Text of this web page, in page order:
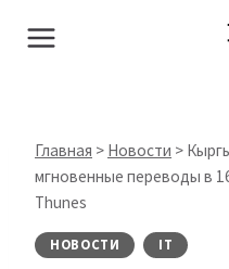
Главная > Новости >
мгновенные переводы в
Thunes
НОВОСТИ IT